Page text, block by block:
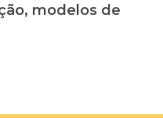
modelos de